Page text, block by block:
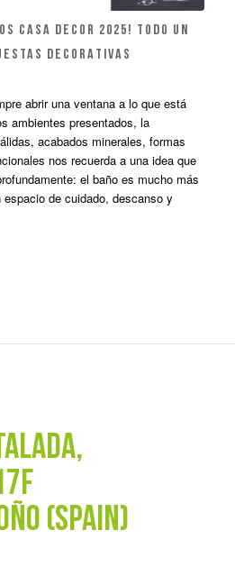
CASA DECOR 2025! TODO UN
DECORATIVAS
abrir una ventana a lo que está
ambientes presentados, la
acabados minerales, formas
nos recuerda a una idea que
el baño es mucho más
de cuidado, descanso y
(SPAIN)